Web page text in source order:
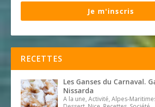
Je m'inscris
RECETTES
Les Ganses du Carnaval.
Nissarda
A la une, Activité, Alpes-